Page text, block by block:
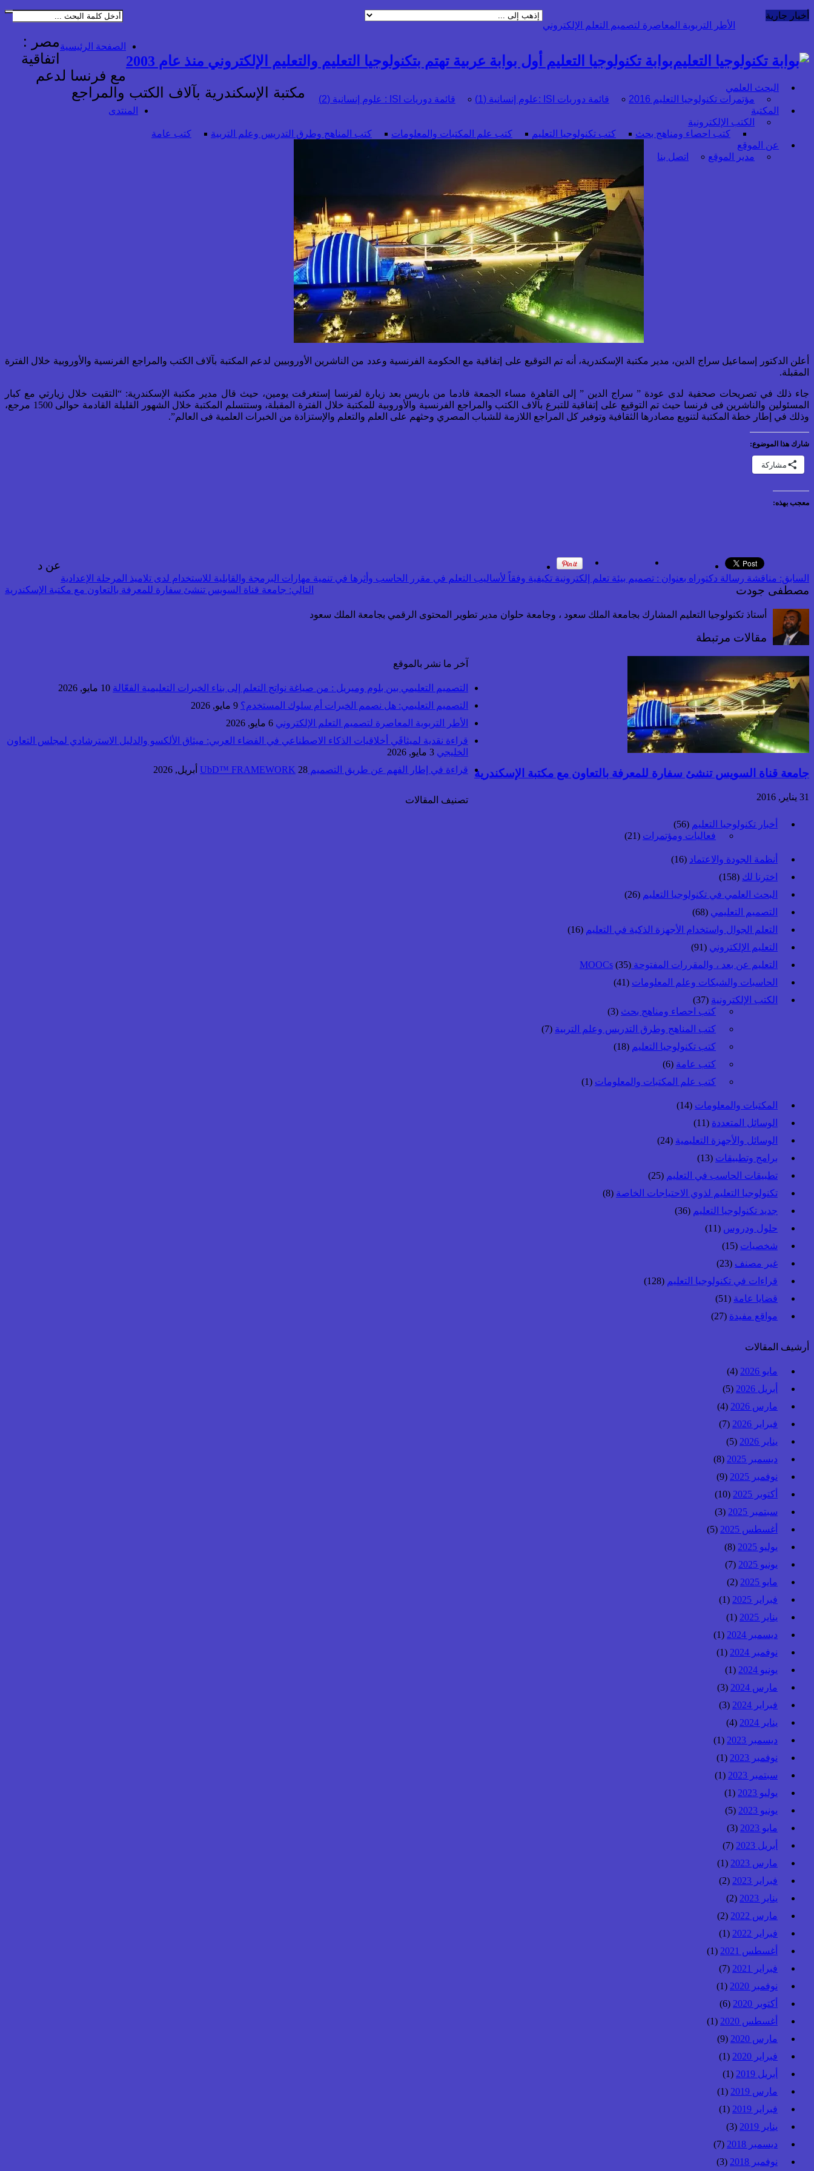
أخبار جارية
قراءة نقدية لميثاقَي أخلاقيات الذ
بوابة تكنولوجيا التعليم أول بوابة عربية تهتم بتكنولوجيا التعليم والتعليم الإلكتروني منذ عام 2003
الصفحة الرئيسية
البحث العلمي
مؤتمرات تكنولوجيا التعليم 2016
قائمة دوريات ISI :علوم إنسانية (1)
قائمة دوريات ISI : علوم إنسانية (2)
المكتبة
الكتب الإلكترونية
كتب احصاء ومناهج بحث
كتب تكنولوجيا التعليم كتب علم المكتبات والمعلومات كتب المناهج وطرق التدريس وعلم التربية كتب عامة
المنتدى
عن الموقع
مدير الموقع
اتصل بنا
مصر :
اتفاقية
مع فرنسا لدعم
مكتبة الإسكندرية بآلاف الكتب والمراجع
أعلن الدكتور إسماعيل سراج الدين، مدير مكتبة الإسكندرية، أنه تم التوقيع على إتفاقية مع الحكومة الفرنسية وعدد من الناشرين الأوروبيين لدعم المكتبة بآلاف الكتب والمراجع الفرنسية والأوروبية خلال الفترة
المقبلة.
جاء ذلك في تصريحات صحفية لدى عودة ” سراج الدين ” إلى القاهرة مساء الجمعة قادما من باريس بعد زيارة لفرنسا إستغرقت يومين، حيث قال مدير مكتبة الإسكندرية: “التقيت خلال زيارتي مع كبار
المسئولين والناشرين فى فرنسا حيث تم التوقيع على إتفاقية للتبرع بآلاف الكتب والمراجع الفرنسية والأوروبية للمكتبة خلال الفترة المقبلة، وستتسلم المكتبة خلال الشهور القليلة القادمة حوالى 1500 مرجع،
وذلك في إطار خطة المكتبة لتنويع مصادرها الثقافية وتوفير كل المراجع اللازمة للشباب المصري وحثهم على العلم والتعلم والإستزادة من الخبرات العلمية فى العالم”.
شارك هذا الموضوع:
مشاركة
معجب بهذه:
السابق: مناقشة رسالة دكتوراه بعنوان : تصميم بيئة تعلم إلكترونية تكيفية وفقاً لأساليب التعلم في مقرر الحاسب وأثرها في تنمية مهارات البرمجة والقابلية للاستخدام لدى تلاميذ المرحلة الإعدادية
التالي: جامعة قناة السويس تنشئ سفارة للمعرفة بالتعاون مع مكتبة الإسكندرية
عن د
مصطفى جودت
أستاذ تكنولوجيا التعليم المشارك بجامعة الملك سعود ، وجامعة حلوان مدير تطوير المحتوى الرقمي بجامعة الملك سعود
مقالات مرتبطة
جامعة قناة السويس تنشئ سفارة للمعرفة بالتعاون مع مكتبة الإسكندرية
31 يناير, 2016
آخر ما نشر بالموقع
التصميم التعليمي بين بلوم وميريل : من صياغة نواتج التعلم إلى بناء الخبرات التعليمية الفعّالة 10 مايو, 2026
التصميم التعليمي: هل نصمم الخبرات أم سلوك المستخدم؟ 9 مايو, 2026
الأطر التربوية المعاصرة لتصميم التعلم الإلكتروني 6 مايو, 2026
قراءة نقدية لميثاقَي أخلاقيات الذكاء الاصطناعي في الفضاء العربي: ميثاق الألكسو والدليل الاسترشادي لمجلس التعاون
الخليجي 3 مايو, 2026
قراءة في إطار الفهم عن طريق التصميم UbD™ FRAMEWORK 28 أبريل, 2026
تصنيف المقالات
أخبار تكنولوجيا التعليم (56)
فعاليات ومؤتمرات (21)
أنظمة الجودة والاعتماد (16)
اخترنا لك (158)
البحث العلمي في تكنولوجيا التعليم (26)
التصميم التعليمي (68)
التعلم الجوال واستخدام الأجهزة الذكية في التعليم (16)
التعليم الإلكتروني (91)
التعليم عن بعد ، والمقررات المفتوحة MOOCs (35)
الحاسبات والشبكات وعلم المعلومات (41)
الكتب الإلكترونية (37)
كتب احصاء ومناهج بحث (3)
كتب المناهج وطرق التدريس وعلم التربية (7)
كتب تكنولوجيا التعليم (18)
كتب عامة (6)
كتب علم المكتبات والمعلومات (1)
المكتبات والمعلومات (14)
الوسائل المتعددة (11)
الوسائل والأجهزة التعليمية (24)
برامج وتطبيقات (13)
تطبيقات الحاسب في التعليم (25)
تكنولوجيا التعليم لذوي الاحتياجات الخاصة (8)
جديد تكنولوجيا التعليم (36)
حلول ودروس (11)
شخصيات (15)
غير مصنف (23)
قراءات في تكنولوجيا التعليم (128)
قضايا عامة (51)
مواقع مفيدة (27)
أرشيف المقالات
مايو 2026
(4)
أبريل 2026
(5)
مارس 2026
(4)
فبراير 2026
(7)
يناير 2026
(5)
ديسمبر 2025
(8)
نوفمبر 2025
(9)
أكتوبر 2025
(10)
سبتمبر 2025
(3)
أغسطس 2025
(5)
يوليو 2025
(8)
يونيو 2025
(7)
مايو 2025
(2)
فبراير 2025
(1)
يناير 2025
(1)
ديسمبر 2024
(1)
نوفمبر 2024
(1)
يونيو 2024
(1)
مارس 2024
(3)
فبراير 2024
(3)
يناير 2024
(4)
ديسمبر 2023
(1)
نوفمبر 2023
(1)
سبتمبر 2023
(1)
يوليو 2023
(1)
يونيو 2023
(5)
مايو 2023
(3)
أبريل 2023
(7)
مارس 2023
(1)
فبراير 2023
(2)
يناير 2023
(2)
مارس 2022
(2)
فبراير 2022
(1)
أغسطس 2021
(1)
فبراير 2021
(7)
نوفمبر 2020
(1)
أكتوبر 2020
(6)
أغسطس 2020
(1)
مارس 2020
(9)
فبراير 2020
(1)
أبريل 2019
(1)
مارس 2019
(1)
فبراير 2019
(1)
يناير 2019
(3)
ديسمبر 2018
(7)
نوفمبر 2018
(3)